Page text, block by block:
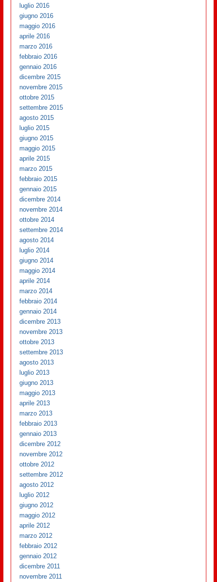
luglio 2016
giugno 2016
maggio 2016
aprile 2016
marzo 2016
febbraio 2016
gennaio 2016
dicembre 2015
novembre 2015
ottobre 2015
settembre 2015
agosto 2015
luglio 2015
giugno 2015
maggio 2015
aprile 2015
marzo 2015
febbraio 2015
gennaio 2015
dicembre 2014
novembre 2014
ottobre 2014
settembre 2014
agosto 2014
luglio 2014
giugno 2014
maggio 2014
aprile 2014
marzo 2014
febbraio 2014
gennaio 2014
dicembre 2013
novembre 2013
ottobre 2013
settembre 2013
agosto 2013
luglio 2013
giugno 2013
maggio 2013
aprile 2013
marzo 2013
febbraio 2013
gennaio 2013
dicembre 2012
novembre 2012
ottobre 2012
settembre 2012
agosto 2012
luglio 2012
giugno 2012
maggio 2012
aprile 2012
marzo 2012
febbraio 2012
gennaio 2012
dicembre 2011
novembre 2011